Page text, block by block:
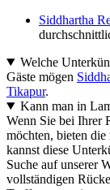
Siddhartha
Welche
Gäste mögen
Tikapur.
Kann man in
Wenn Sie bei Ihrer
möchten, bieten
kannst diese
Suche auf unserer
vollständigen